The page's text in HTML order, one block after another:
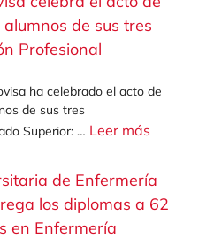
de sus tres
Profesional
ha celebrado el acto de
de sus tres
Superior: … Leer más
de Enfermería
los diplomas a 62
en Enfermería